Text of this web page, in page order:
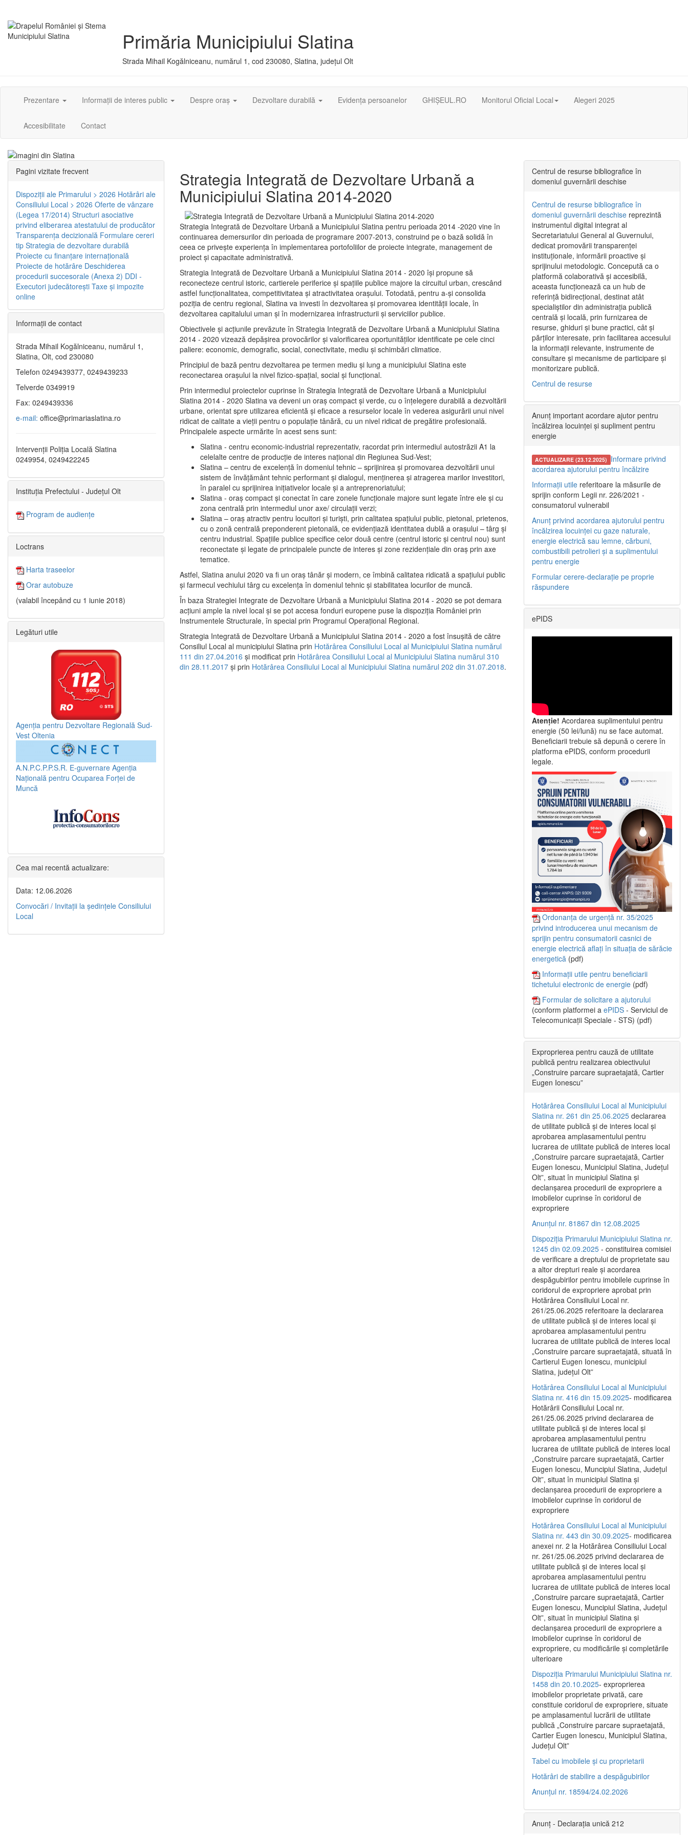
Primăria Municipiului Slatina
Strada Mihail Kogălniceanu, numărul 1, cod 230080, Slatina, județul Olt
Prezentare Informații de interes public Despre oraș Dezvoltare durabilă Evidența persoanelor GHIȘEUL.RO Monitorul Oficial Local Alegeri 2025
Accesibilitate Contact
Strategia Integrată de Dezvoltare Urbană a
Municipiului Slatina 2014-2020
Strategia Integrată de Dezvoltare Urbană a Municipiului Slatina pentru perioada 2014 -2020 vine în
continuarea demersurilor din perioada de programare 2007-2013, construind pe o bază solidă în
ceea ce priveşte experienţa în implementarea portofoliilor de proiecte integrate, management de
proiect și capacitate administrativă.
Strategia Integrată de Dezvoltare Urbană a Municipiului Slatina 2014 - 2020 își propune să
reconecteze centrul istoric, cartierele periferice şi spaţiile publice majore la circuitul urban, crescând
astfel funcţionalitatea, competitivitatea şi atractivitatea oraşului. Totodată, pentru a-şi consolida
poziţia de centru regional, Slatina va investi în dezvoltarea şi promovarea identităţii locale, în
dezvoltarea capitalului uman şi în modernizarea infrastructurii şi serviciilor publice.
Obiectivele şi acţiunile prevăzute în Strategia Integrată de Dezvoltare Urbană a Municipiului Slatina
2014 - 2020 vizează depășirea provocărilor şi valorificarea oportunităţilor identificate pe cele cinci
paliere: economic, demografic, social, conectivitate, mediu şi schimbări climatice.
Principiul de bază pentru dezvoltarea pe termen mediu şi lung a municipiului Slatina este
reconectarea oraşului la nivel fizico-spaţial, social şi funcţional.
Prin intermediul proiectelor cuprinse în Strategia Integrată de Dezvoltare Urbană a Municipiului
Slatina 2014 - 2020 Slatina va deveni un oraş compact şi verde, cu o înţelegere durabilă a dezvoltării
urbane, orientat spre utilizarea eficientă şi eficace a resurselor locale în vederea asigurării unui nivel
ridicat de calitate a vieţii pentru o populaţie tânără, cu un nivel ridicat de pregătire profesională.
Principalele aspecte urmărite în acest sens sunt:
Slatina - centru economic-industrial reprezentativ, racordat prin intermediul autostrăzii A1 la
celelalte centre de producţie de interes naţional din Regiunea Sud-Vest;
Slatina – centru de excelenţă în domeniul tehnic – sprijinirea şi promovarea dezvoltării unui
sistem de învăţământ tehnic performant şi dialogul, menţinerea şi atragerea marilor investitori,
în paralel cu sprijinirea iniţiativelor locale şi a antreprenoriatului;
Slatina - oraş compact şi conectat în care zonele funcţionale majore sunt legate între ele şi cu
zona centrală prin intermediul unor axe/ circulații verzi;
Slatina – oraş atractiv pentru locuitori şi turişti, prin calitatea spaţiului public, pietonal, prietenos,
cu o zonă centrală preponderent pietonală, ce evidenţiază identitatea dublă a oraşului – târg şi
centru industrial. Spaţiile publice specifice celor două centre (centrul istoric şi centrul nou) sunt
reconectate şi legate de principalele puncte de interes şi zone rezidenţiale din oraş prin axe
tematice.
Astfel, Slatina anului 2020 va fi un oraş tânăr şi modern, ce îmbină calitatea ridicată a spaţiului public
şi farmecul vechiului târg cu excelenţa în domeniul tehnic şi stabilitatea locurilor de muncă.
În baza Strategiei Integrate de Dezvoltare Urbană a Municipiului Slatina 2014 - 2020 se pot demara
acţiuni ample la nivel local şi se pot accesa fonduri europene puse la dispoziţia României prin
Instrumentele Structurale, în special prin Programul Operațional Regional.
Strategia Integrată de Dezvoltare Urbană a Municipiului Slatina 2014 - 2020 a fost însuşită de către
Consiliul Local al municipiului Slatina prin Hotărârea Consiliului Local al Municipiului Slatina numărul
111 din 27.04.2016 și modificat prin Hotărârea Consiliului Local al Municipiului Slatina numărul 310
din 28.11.2017 și prin Hotărârea Consiliului Local al Municipiului Slatina numărul 202 din 31.07.2018.
Pagini vizitate frecvent
Dispoziţii ale Primarului > 2026 Hotărâri ale
Consiliului Local > 2026 Oferte de vânzare
(Legea 17/2014) Structuri asociative
privind eliberarea atestatului de producător
Transparenţa decizională Formulare cereri
tip Strategia de dezvoltare durabilă
Proiecte cu finanţare internaţională
Proiecte de hotărâre Deschiderea
procedurii succesorale (Anexa 2) DDI -
Executori judecătorești Taxe şi impozite
online
Informaţii de contact
Strada Mihail Kogălniceanu, numărul 1,
Slatina, Olt, cod 230080
Telefon 0249439377, 0249439233
Telverde 0349919
Fax: 0249439336
e-mail: office@primariaslatina.ro
Intervenții Poliția Locală Slatina
0249954, 0249422245
Instituția Prefectului - Județul Olt
Program de audiențe
Loctrans
Harta traseelor
Orar autobuze
(valabil începând cu 1 iunie 2018)
Legături utile
Agenția pentru Dezvoltare Regională Sud-
Vest Oltenia
A.N.P.C.P.P.S.R. E-guvernare Agenția
Națională pentru Ocuparea Forței de
Muncă
Cea mai recentă actualizare:
Data: 12.06.2026
Convocări / Invitaţii la şedinţele Consiliului
Local
Centrul de resurse bibliografice în
domeniul guvernării deschise
Centrul de resurse bibliografice în
domeniul guvernării deschise reprezintă
instrumentul digital integrat al
Secretariatului General al Guvernului,
dedicat promovării transparenței
instituționale, informării proactive și
sprijinului metodologic. Concepută ca o
platformă colaborativă și accesibilă,
aceasta funcționează ca un hub de
referință bidirecțional, destinat atât
specialiștilor din administrația publică
centrală și locală, prin furnizarea de
resurse, ghiduri și bune practici, cât și
părților interesate, prin facilitarea accesului
la informații relevante, instrumente de
consultare și mecanisme de participare și
monitorizare publică.
Centrul de resurse
Anunț important acordare ajutor pentru
încălzirea locuinței și supliment pentru
energie
ACTUALIZARE (23.12.2025) Informare privind
acordarea ajutorului pentru încălzire
Informații utile referitoare la măsurile de
sprijin conform Legii nr. 226/2021 -
consumatorul vulnerabil
Anunț privind acordarea ajutorului pentru
încălzirea locuinței cu gaze naturale,
energie electrică sau lemne, cărbuni,
combustibili petrolieri și a suplimentului
pentru energie
Formular cerere-declarație pe proprie
răspundere
ePIDS
Atenție! Acordarea suplimentului pentru
energie (50 lei/lună) nu se face automat.
Beneficiarii trebuie să depună o cerere în
platforma ePIDS, conform procedurii
legale.
Ordonanța de urgență nr. 35/2025
privind introducerea unui mecanism de
sprijin pentru consumatorii casnici de
energie electrică aflați în situația de sărăcie
energetică (pdf)
Informații utile pentru beneficiarii
tichetului electronic de energie (pdf)
Formular de solicitare a ajutorului
(conform platformei a ePIDS - Serviciul de
Telecomunicații Speciale - STS) (pdf)
Exproprierea pentru cauză de utilitate
publică pentru realizarea obiectivului
„Construire parcare supraetajată, Cartier
Eugen Ionescu”
Hotărârea Consiliului Local al Municipiului
Slatina nr. 261 din 25.06.2025 declararea
de utilitate publică și de interes local și
aprobarea amplasamentului pentru
lucrarea de utilitate publică de interes local
„Construire parcare supraetajată, Cartier
Eugen Ionescu, Municipiul Slatina, Județul
Olt”, situat în municipiul Slatina și
declanșarea procedurii de expropriere a
imobilelor cuprinse în coridorul de
expropriere
Anunțul nr. 81867 din 12.08.2025
Dispoziția Primarului Municipiului Slatina nr.
1245 din 02.09.2025 - constituirea comisiei
de verificare a dreptului de proprietate sau
a altor drepturi reale și acordarea
despăgubirilor pentru imobilele cuprinse în
coridorul de expropriere aprobat prin
Hotărârea Consiliului Local nr.
261/25.06.2025 referitoare la declararea
de utilitate publică și de interes local și
aprobarea amplasamentului pentru
lucrarea de utilitate publică de interes local
„Construire parcare supraetajată, situată în
Cartierul Eugen Ionescu, municipiul
Slatina, județul Olt”
Hotărârea Consiliului Local al Municipiului
Slatina nr. 416 din 15.09.2025- modificarea
Hotărârii Consiliului Local nr.
261/25.06.2025 privind declararea de
utilitate publică și de interes local și
aprobarea amplasamentului pentru
lucrarea de utilitate publică de interes local
„Construire parcare supraetajată, Cartier
Eugen Ionescu, Muncipiul Slatina, Județul
Olt”, situat în municipiul Slatina și
declanșarea procedurii de expropriere a
imobilelor cuprinse în coridorul de
expropriere
Hotărârea Consiliului Local al Municipiului
Slatina nr. 443 din 30.09.2025- modificarea
anexei nr. 2 la Hotărârea Consiliului Local
nr. 261/25.06.2025 privind declararea de
utilitate publică şi de interes local şi
aprobarea amplasamentului pentru
lucrarea de utilitate publică de interes local
„Construire parcare supraetajată, Cartier
Eugen Ionescu, Muncipiul Slatina, Judeţul
Olt”, situat în municipiul Slatina şi
declanşarea procedurii de expropriere a
imobilelor cuprinse în coridorul de
expropriere, cu modificările şi completările
ulterioare
Dispoziția Primarului Municipiului Slatina nr.
1458 din 20.10.2025- exproprierea
imobilelor proprietate privată, care
constituie coridorul de expropriere, situate
pe amplasamentul lucrării de utilitate
publică „Construire parcare supraetajată,
Cartier Eugen Ionescu, Municipiul Slatina,
Județul Olt”
Tabel cu imobilele și cu proprietarii
Hotărâri de stabilire a despăgubirilor
Anunțul nr. 18594/24.02.2026
Anunț - Declarația unică 212